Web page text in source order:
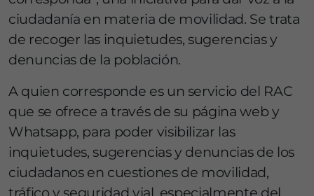
ciudadanía en materia de movilidad. Se trata
de recoger las inquietudes, sugerencias y
denuncias de la población.
A quien corresponde es un servicio del RAC
que se ofrece a través de su página web y
Whatsapp, para poder visibilizar las
inquietudes, sugerencias y denuncias de los
ciudadanos en cuestiones de movilidad,
tráfico y seguridad vial, especialmente del